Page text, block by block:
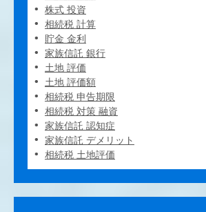
株式 投資
相続税 計算
貯金 金利
家族信託 銀行
土地 評価
土地 評価額
相続税 申告期限
相続税 対策 融資
家族信託 認知症
家族信託 デメリット
相続税 土地評価